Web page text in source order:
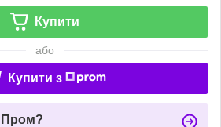
Купити
або
Купити з
Пром?